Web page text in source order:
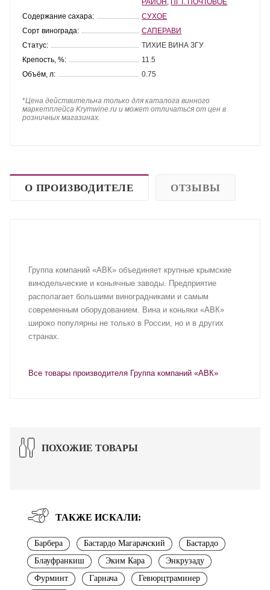
Содержание сахара:
СУХОЕ
Сорт винограда:
САПЕРАВИ
Статус:
ТИХИЕ ВИНА ЗГУ
Крепость, %:
11.5
Объём, л:
0.75
*Цена действительна только для каталога винного
маркетплейса Krymwine.ru и может отличаться от цен в
розничных магазинах.
О ПРОИЗВОДИТЕЛЕ ОТЗЫВЫ
Группа компаний «АВК» объединяет крупные крымские
винодельческие и коньячные заводы. Предприятие
располагает большими виноградниками и самым
современным оборудованием. Вина и коньяки «АВК»
широко популярны не только в России, но и в других
странах.
Все товары производителя Группа компаний «АВК»
ПОХОЖИЕ ТОВАРЫ
ТАКЖЕ ИСКАЛИ:
Барбера Бастардо Магарачский
Бастардо
Блауфранкиш
Эким Кара
Энкрузаду
Фурминт
Гарнача
Гевюрцтраминер